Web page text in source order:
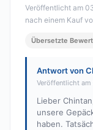
Veröffentlicht am
nach einem Kauf
Übersetzte
Antwort von
Veröffentlicht
Lieber
unsere
haben.